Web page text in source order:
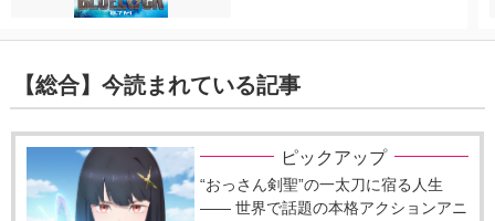
【総合】今読まれている記事
ピックアップ
“おっさん剣聖”の一太刀に宿る人生
―― 世界で話題の本格アクションアニ